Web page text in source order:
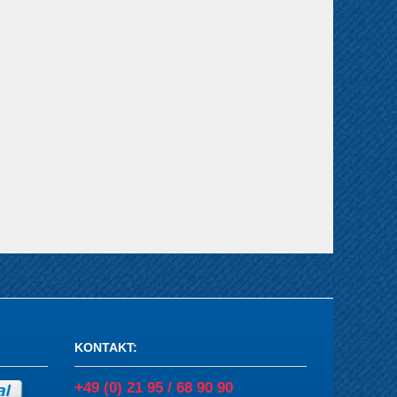
KONTAKT:
+49 (0) 21 95 / 68 90 90